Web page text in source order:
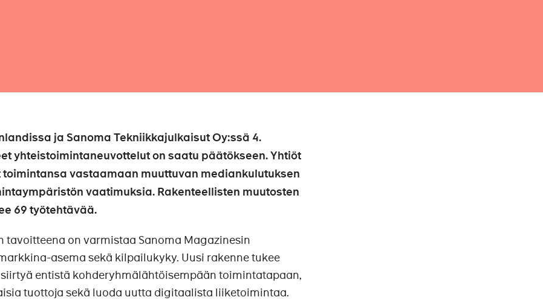
ja Sanoma Tekniikkajulkaisut Oy:ssä 4.
yhteistoimintaneuvottelut on saatu päätökseen. Yhtiöt
vastaamaan muuttuvan mediankulutuksen
vaatimuksia. Rakenteellisten muutosten
69 työtehtävää.
tavoitteena on varmistaa Sanoma Magazinesin
asema sekä kilpailukyky. Uusi rakenne tukee
entistä kohderyhmälähtöisempään toimintatapaan,
tuottoja sekä luoda uutta digitaalista liiketoimintaa.